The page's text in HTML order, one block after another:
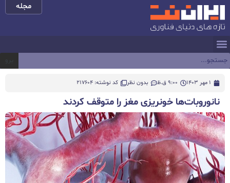
مجله
1 مهر 1403 9:00 ق.ظ بدون نظر کد نوشته: 217604
نانوروبات‌ها خونریزی مغز را متوقف کردند